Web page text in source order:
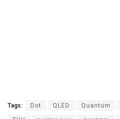
Tags: Dot QLED Quantum